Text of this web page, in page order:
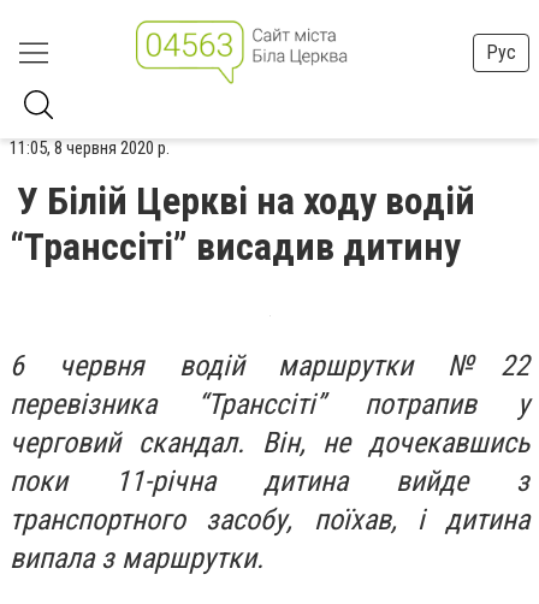
Рус
11:05, 8 червня 2020 р.
У Білій Церкві на ходу водій
“Транссіті” висадив дитину
6 червня водій маршрутки №22
перевізника “Транссіті” потрапив у
черговий скандал. Він, не дочекавшись
поки 11-річна дитина вийде з
транспортного засобу, поїхав, і дитина
випала з маршрутки.